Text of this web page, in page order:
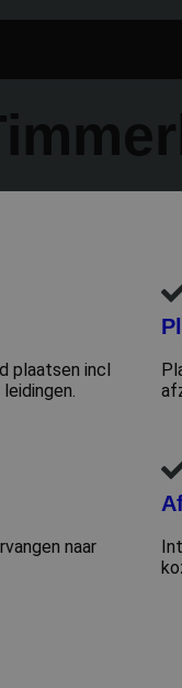
plaatsen incl
naar